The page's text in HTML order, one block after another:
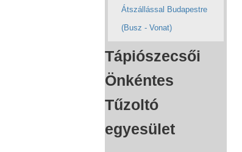
Átszállással Budapestre
(Busz - Vonat)
Tápiószecsői
Önkéntes
Tűzoltó
egyesület